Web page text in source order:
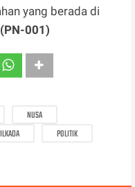
yang berada di
(PN-001)
NUSA
POLITIK